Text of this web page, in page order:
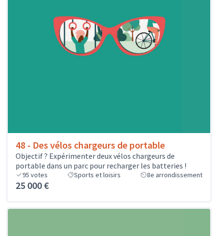
48 - Des vélos chargeurs de portable
Objectif ? Expérimenter deux vélos chargeurs de
portable dans un parc pour recharger les batteries !
95 votes Sports et loisirs 8e arrondissement
25 000 €